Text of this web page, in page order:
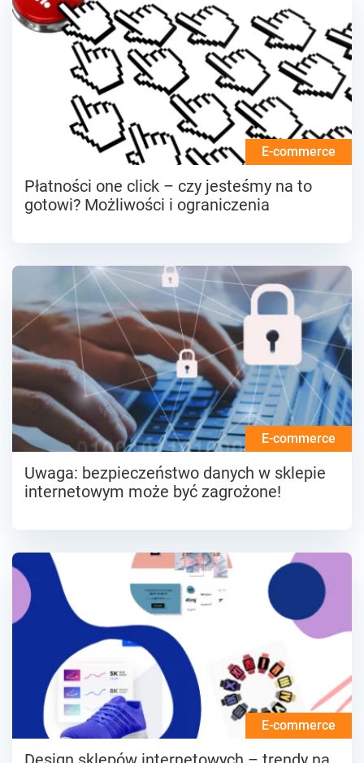
E-commerce
Płatności one click – czy jesteśmy na to
gotowi? Możliwości i ograniczenia
E-commerce
Uwaga: bezpieczeństwo danych w sklepie
internetowym może być zagrożone!
E-commerce